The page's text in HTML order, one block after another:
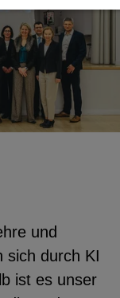
und
sich durch KI
ist es unser
Session-
(immer
das